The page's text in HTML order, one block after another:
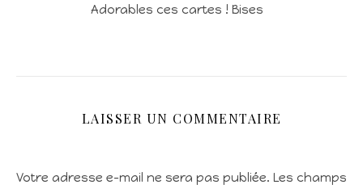
Adorables ces cartes ! Bises
LAISSER UN COMMENTAIRE
Votre adresse e-mail ne sera pas publiée. Les champs